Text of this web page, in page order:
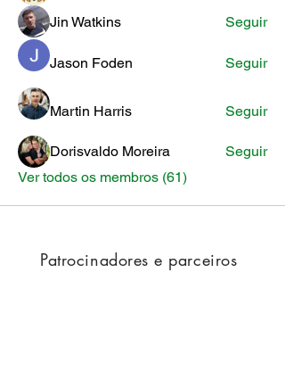
Jin Watkins
Seguir
Jason Foden Seguir
Martin Harris Seguir
Dorisvaldo Moreira
Seguir
Ver todos os membros (61)
Patrocinadores e parceiros